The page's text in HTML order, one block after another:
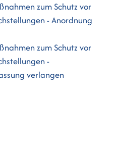
zum Schutz vor
- Anordnung
zum Schutz vor
-
verlangen